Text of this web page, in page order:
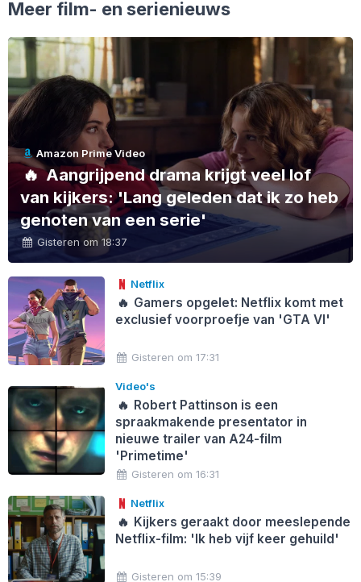
Meer film- en serienieuws
Amazon Prime Video
🔥Aangrijpend drama krijgt veel lof
van kijkers: 'Lang geleden dat ik zo heb
genoten van een serie'
Gisteren om 18:37
Netflix
🔥 Gamers opgelet: Netflix komt met
exclusief voorproefje van 'GTA VI'
Gisteren om 17:31
Video's
🔥 Robert Pattinson is een
spraakmakende presentator in
nieuwe trailer van A24-film
'Primetime'
Gisteren om 16:31
Netflix
🔥 Kijkers geraakt door meeslepende
Netflix-film: 'Ik heb vijf keer gehuild'
Gisteren om 15:39